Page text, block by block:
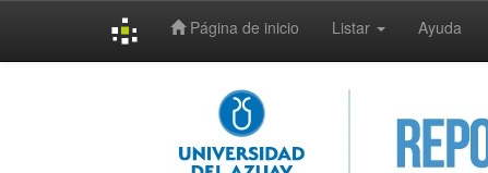
Página de inicio Listar Ayuda